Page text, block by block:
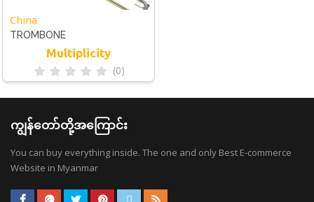
China
TROMBONE
Multiplicity
(0)
ကျွန်တော်တို့အကြောင်း
You can buy everything inside. The one and only Best E-commerce
Website in Myanmar